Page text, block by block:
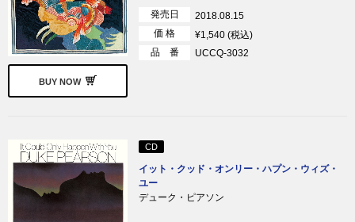
BUY NOW
発売日
2018.08.15
価 格
¥1,540 (税込)
品 番
UCCQ-3032
CD
イット・クッド・オンリー・ハプン・ウィズ・
ユー
デューク・ピアソン